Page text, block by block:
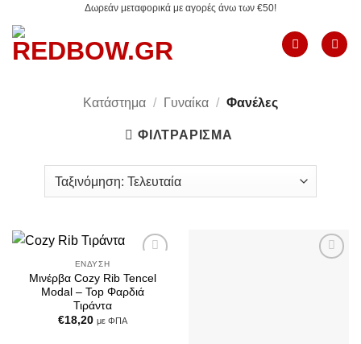
στο
περιεχόμενο
Δωρεάν μεταφορικά με αγορές άνω των €50!
Κατάστημα / Γυναίκα / Φανέλες
ΦΙΛΤΡΆΡΙΣΜΑ
Wishlist
ΈΝΔΥΣΗ
Μινέρβα Cozy Rib Tencel
Modal – Top Φαρδιά
Τιράντα
€18,20 με ΦΠΑ